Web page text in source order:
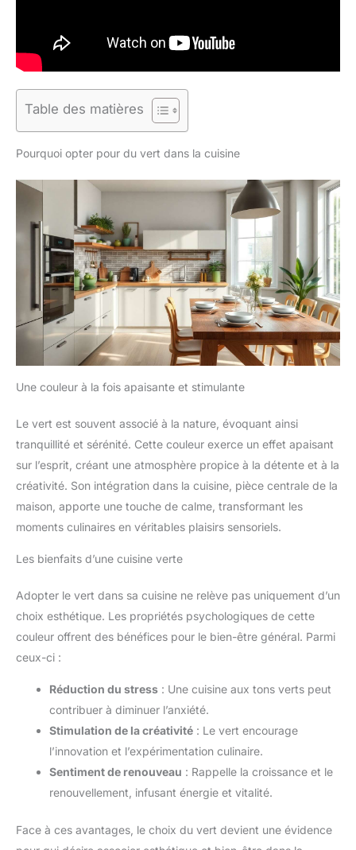
Table des matières
Pourquoi opter pour du vert dans la cuisine
Une couleur à la fois apaisante et stimulante
Le vert est souvent associé à la nature, évoquant ainsi
tranquillité et sérénité. Cette couleur exerce un effet apaisant
sur l’esprit, créant une atmosphère propice à la détente et à la
créativité. Son intégration dans la cuisine, pièce centrale de la
maison, apporte une touche de calme, transformant les
moments culinaires en véritables plaisirs sensoriels.
Les bienfaits d’une cuisine verte
Adopter le vert dans sa cuisine ne relève pas uniquement d’un
choix esthétique. Les propriétés psychologiques de cette
couleur offrent des bénéfices pour le bien-être général. Parmi
ceux-ci :
Réduction du stress : Une cuisine aux tons verts peut
contribuer à diminuer l’anxiété.
Stimulation de la créativité : Le vert encourage
l’innovation et l’expérimentation culinaire.
Sentiment de renouveau : Rappelle la croissance et le
renouvellement, infusant énergie et vitalité.
Face à ces avantages, le choix du vert devient une évidence